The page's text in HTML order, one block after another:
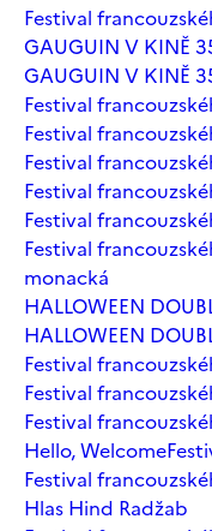
Festival
GAUGUIN V KINĚ
GAUGUIN V KINĚ
Festival
Festival
Festival
Festival
Festival
Festival
monacká
HALLOWEEN
HALLOWEEN
Festival
Festival
Festival
Hello, Welcome
Festival
Hlas Hind Radžab